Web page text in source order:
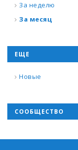
За неделю
За месяц
ЕЩЕ
Новые
СООБЩЕСТВО